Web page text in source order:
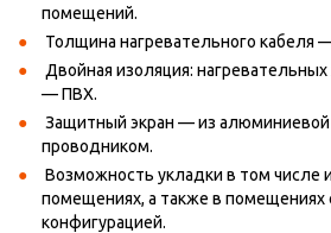
помещений.
Толщина нагревательного кабеля
Двойная изоляция:
— ПВХ.
Защитный экран — из
проводником.
Возможность укладки в том числе
помещениях, а также в помещениях
конфигурацией.